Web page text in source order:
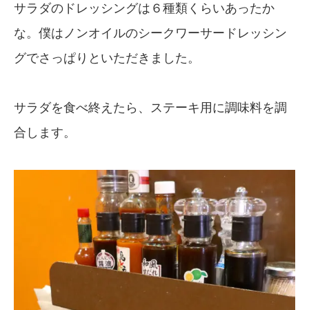
サラダのドレッシングは６種類くらいあったか
な。僕はノンオイルのシークワーサードレッシン
グでさっぱりといただきました。
サラダを食べ終えたら、ステーキ用に調味料を調
合します。